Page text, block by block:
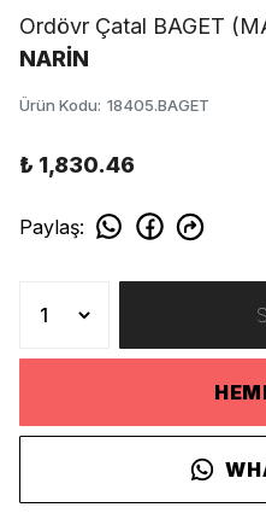
Ordövr Çatal BAGET
NARİN
Ürün Kodu: 18405.BAGET
₺ 1,830.46
Paylaş: